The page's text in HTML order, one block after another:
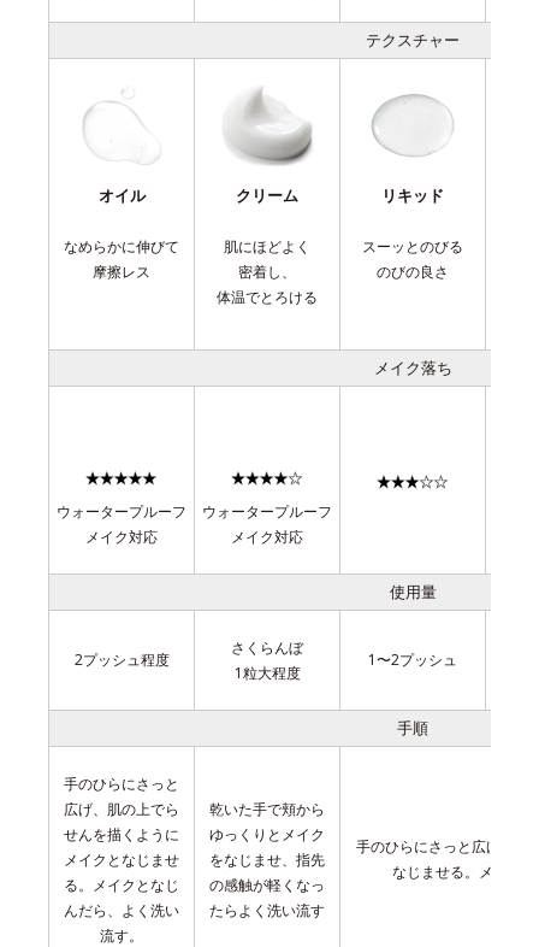
テクスチャー
オイル
なめらかに伸びて
摩擦レス
クリーム
肌にほどよく
密着し、
体温でとろける
リキッド
スーッとのびる
のびの良さ
メイク落ち
ウォータープルーフ
メイク対応
ウォータープルーフ
メイク対応
使用量
2プッシュ程度
さくらんぼ
1粒大程度
1〜2プッシュ
手順
手のひらにさっと
広げ、肌の上でら
せんを描くように
メイクとなじませ
る。メイクとなじ
んだら、よく洗い
流す。
乾いた手で頬から
ゆっくりとメイク
をなじませ、指先
の感触が軽くなっ
たらよく洗い流す
手のひらにさっと広げ、肌
なじませる。 メイク